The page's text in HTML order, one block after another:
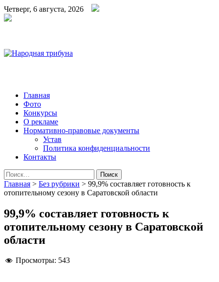
Четверг, 6 августа, 2026
Народная трибуна
Калининская районная газета
Главная
Фото
Конкурсы
О рекламе
Нормативно-правовые документы
Устав
Политика конфиденциальности
Контакты
Найти:
Главная > Без рубрики > 99,9% составляет готовность к
отопительному сезону в Саратовской области
99,9% составляет готовность к
отопительному сезону в Саратовской
области
Просмотры: 543